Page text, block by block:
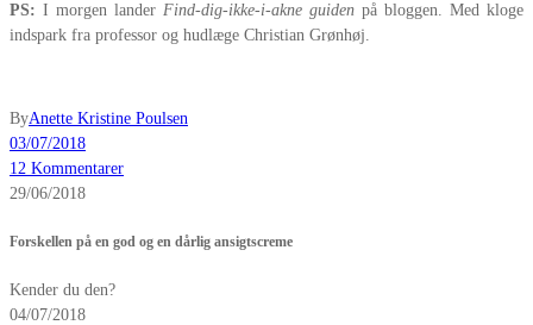
PS: I morgen lander Find-dig-ikke-i-akne guiden på bloggen. Med kloge
indspark fra professor og hudlæge Christian Grønhøj.
ByAnette Kristine Poulsen
03/07/2018
12 Kommentarer
29/06/2018
Forskellen på en god og en dårlig ansigtscreme
Kender du den?
04/07/2018